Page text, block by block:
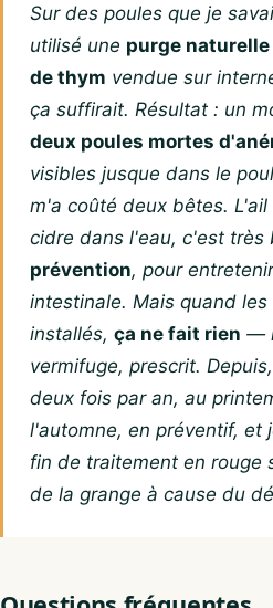
Sur des poules que je
utilisé une purge naturelle
de thym vendue sur
ça suffirait. Résultat : un
deux poules mortes
visibles jusque dans le
m'a coûté deux bêtes.
cidre dans l'eau, c'est très
prévention, pour
intestinale. Mais quand les
installés, ça ne fait rien —
vermifuge, prescrit.
deux fois par an, au
l'automne, en préventif, et
fin de traitement en rouge
de la grange à cause du